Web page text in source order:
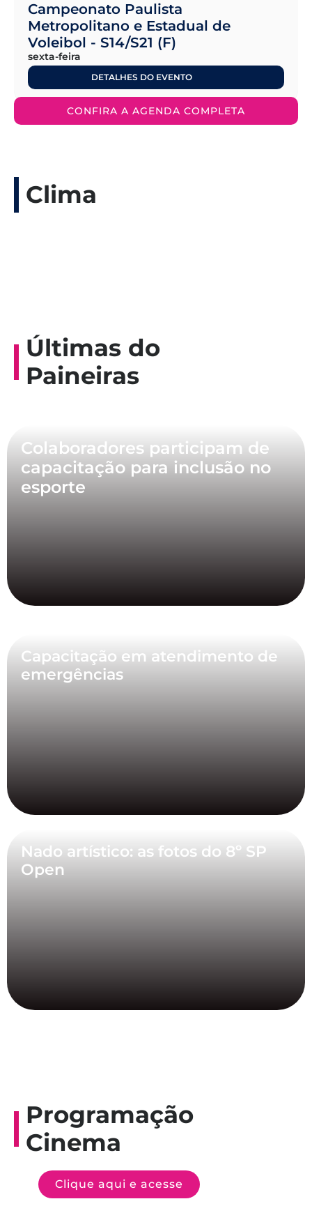
Campeonato Paulista
Metropolitano e Estadual de
Voleibol - S14/S21 (F)
sexta-feira
DETALHES DO EVENTO
CONFIRA A AGENDA COMPLETA
Clima
Últimas do
Paineiras
Colaboradores participam de
capacitação para inclusão no
esporte
Capacitação em atendimento de
emergências
Nado artístico: as fotos do 8º SP
Open
Programação
Cinema
Clique aqui e acesse